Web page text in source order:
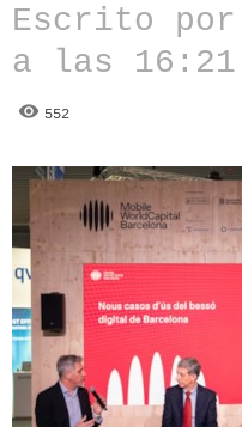
Escrito
a las
552